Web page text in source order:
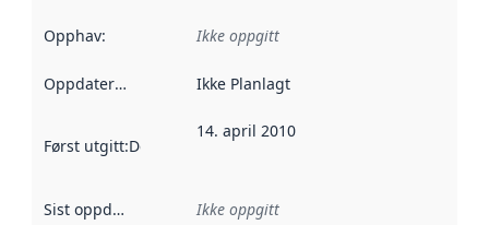
Opphav: Ikke oppgitt
Oppdateringsfrekvens :
Ikke Planlagt
Først utgitt:Denne datoen sier når dataene i dette
14. april 2010
Sist oppdatert Ikke oppgitt